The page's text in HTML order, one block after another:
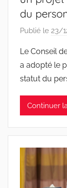
du
Publié le 23/
Le Conseil
a adopté le
statut du
Continuer